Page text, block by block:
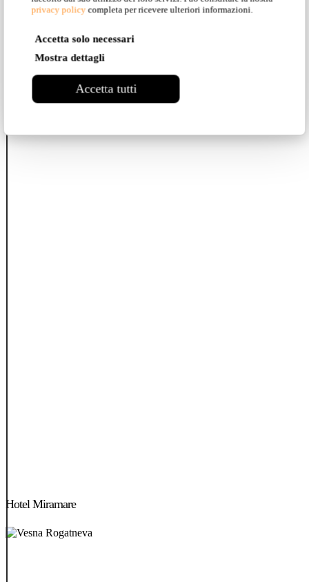
privacy policy completa per ricevere ulteriori informazioni.
Accetta solo necessari
Mostra dettagli
Accetta tutti
Miramare
Hotel Miramare